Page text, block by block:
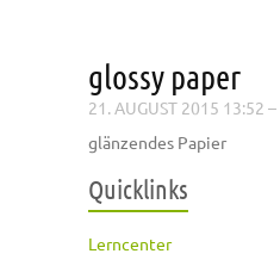
glossy paper
21. AUGUST 2015 13:52 –
glänzendes Papier
Quicklinks
Lerncenter